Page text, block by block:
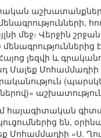
աշխատանքների
մեջ։ Վերջին
լեզվի և
Մալեք
հայագիտական
են,
Մոհամմադիի «Ս.